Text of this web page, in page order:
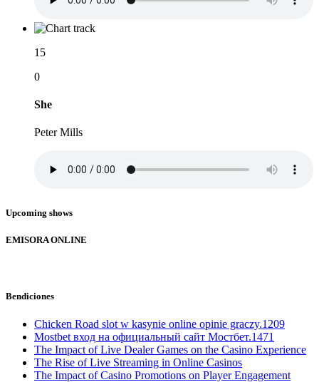
15
0
She
Peter Mills
Upcoming shows
EMISORA ONLINE
Bendiciones
Chicken Road slot w kasynie online opinie graczy.1209
Mostbet вход на официальный сайт Мостбет.1471
The Impact of Live Dealer Games on the Casino Experience
The Rise of Live Streaming in Online Casinos
The Impact of Casino Promotions on Player Engagement